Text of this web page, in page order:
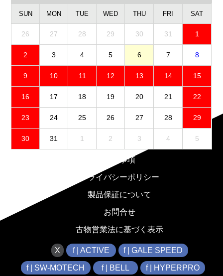
SUN MON TUE WED THU FRI SAT
26 27 28 29 30 31 1
2 3 4 5 6 7 8
9 10 11 12 13 14 15
16 17 18 19 20 21 22
23 24 25 26 27 28 29
30 31 1 2 3 4 5
免責事項
プライバシーポリシー
製品保証について
お問合せ
古物営業法に基づく表示
X f | ACTIVE f | GALE SPEED
f | SW-MOTECH f | BELL f | HYPERPRO